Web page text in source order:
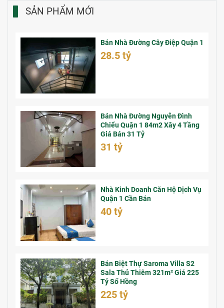
SẢN PHẨM MỚI
Bán Nhà Đường Cây Điệp Quận 1
28.5 tỷ
Bán Nhà Đường Nguyễn Đình
Chiểu Quận 1 84m2 Xây 4 Tầng
Giá Bán 31 Tỷ
31 tỷ
Nhà Kinh Doanh Căn Hộ Dịch Vụ
Quận 1 Cần Bán
40 tỷ
Bán Biệt Thự Saroma Villa S2
Sala Thủ Thiêm 321m² Giá 225
Tỷ Sổ Hồng
225 tỷ